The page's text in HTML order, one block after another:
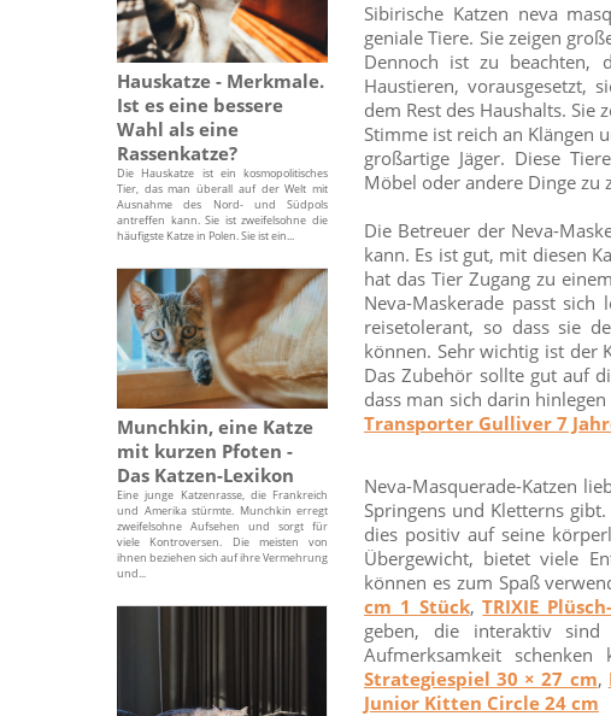
Hauskatze - Merkmale.
Ist es eine bessere
Wahl als eine
Rassenkatze?
Die Hauskatze ist ein kosmopolitisches
Tier, das man überall auf der Welt mit
Ausnahme des Nord- und Südpols
antreffen kann. Sie ist zweifelsohne die
häufigste Katze in Polen. Sie ist ein...
Munchkin, eine Katze
mit kurzen Pfoten -
Das Katzen-Lexikon
Eine junge Katzenrasse, die Frankreich
und Amerika stürmte. Munchkin erregt
zweifelsohne Aufsehen und sorgt für
viele Kontroversen. Die meisten von
ihnen beziehen sich auf ihre Vermehrung
und...
Sibirische Katzen neva
geniale Tiere. Sie zeigen
Dennoch ist zu beachten,
Haustieren, vorausgesetzt,
dem Rest des Haushalts.
Stimme ist reich an Klängen
großartige Jäger. Diese
Möbel oder andere Dinge zu
Die Betreuer der Neva-
kann. Es ist gut, mit diesen
hat das Tier Zugang zu
Neva-Maskerade passt
reisetolerant, so dass sie
können. Sehr wichtig ist der
Das Zubehör sollte gut auf
dass man sich darin
Transporter Gulliver 7
Neva-Masquerade-Katzen
Springens und Kletterns
dies positiv auf seine
Übergewicht, bietet viele
können es zum Spaß
cm 1 Stück,TRIXIE
geben, die interaktiv
Aufmerksamkeit
Strategiespiel 30 × 27 cm,
Junior Kitten Circle 24 cm